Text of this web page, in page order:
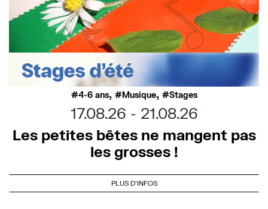
4-6 ans, Musique, Stages
17.08.26
21.08.26
Les petites bêtes ne mangent pas
les grosses !
PLUS D'INFOS